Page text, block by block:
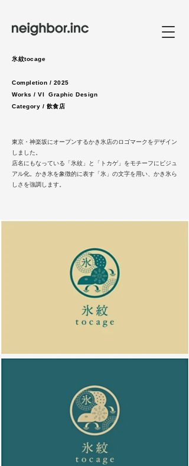
氷紋tocage
Completion / 2025
Works / VI Graphic Design
Category / 飲食店
​​東京・神楽坂にオープンするかき氷店のロゴマークをデザイン
しました。
店名にもなっている「氷紋」と「トカゲ」をモチーフにビジュ
アル化。かき氷を象徴的に表す「氷」の文字を用い、かき氷ら
しさを強調します。